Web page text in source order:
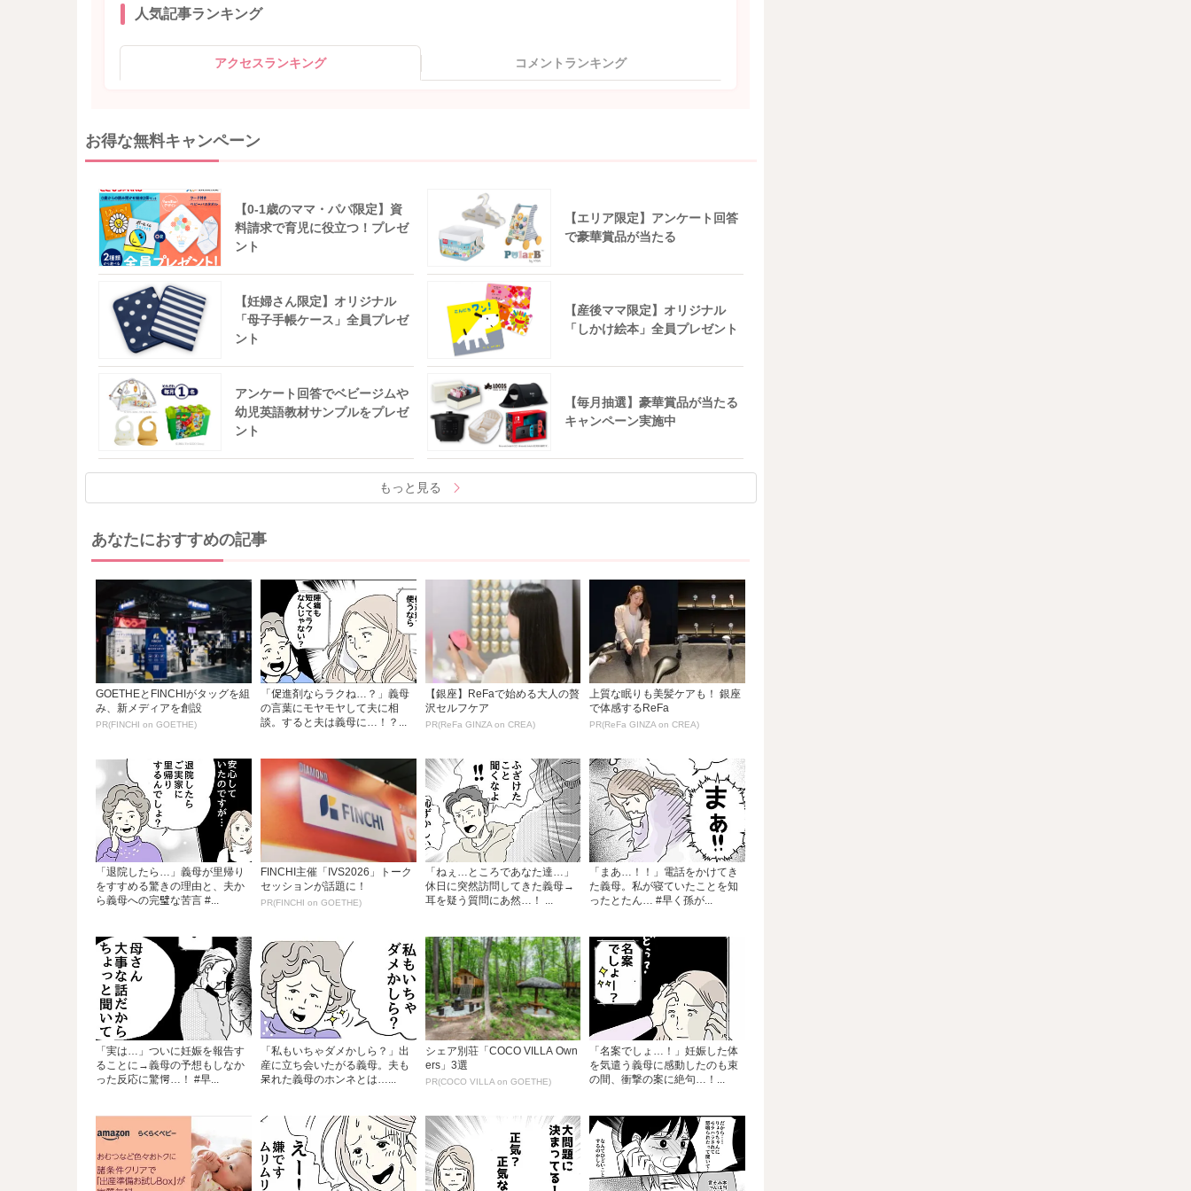
人気記事ランキング
アクセスランキング コメントランキング
お得な無料キャンペーン
【0-1歳のママ・パパ限定】資
料請求で育児に役立つ！プレゼ
ント
【エリア限定】アンケート回答
で豪華賞品が当たる
【妊婦さん限定】オリジナル
「母子手帳ケース」全員プレゼ
ント
【産後ママ限定】オリジナル
「しかけ絵本」全員プレゼント
アンケート回答でベビージムや
幼児英語教材サンプルをプレゼ
ント
【毎月抽選】豪華賞品が当たる
キャンペーン実施中
もっと見る
あなたにおすすめの記事
GOETHEとFINCHIがタッグを組
み、新メディアを創設
PR(FINCHI on GOETHE)
「促進剤ならラクね…？」義母
の言葉にモヤモヤして夫に相
談。すると夫は義母に…！？...
【銀座】ReFaで始める大人の贅
沢セルフケア
PR(ReFa GINZA on CREA)
上質な眠りも美髪ケアも！ 銀座
で体感するReFa
PR(ReFa GINZA on CREA)
「退院したら…」義母が里帰り
をすすめる驚きの理由と、夫か
ら義母への完璧な苦言 #...
FINCHI主催「IVS2026」トーク
セッションが話題に！
PR(FINCHI on GOETHE)
「ねぇ…ところであなた達…」
休日に突然訪問してきた義母→
耳を疑う質問にあ然…！ ...
「まあ…！！」電話をかけてき
た義母。私が寝ていたことを知
ったとたん… #早く孫が...
「実は…」ついに妊娠を報告す
ることに→義母の予想もしなか
った反応に驚愕…！ #早...
「私もいちゃダメかしら？」出
産に立ち会いたがる義母。夫も
呆れた義母のホンネとは…...
シェア別荘「COCO VILLA Own
ers」3選
PR(COCO VILLA on GOETHE)
「名案でしょ…！」妊娠した体
を気遣う義母に感動したのも束
の間、衝撃の案に絶句…！...